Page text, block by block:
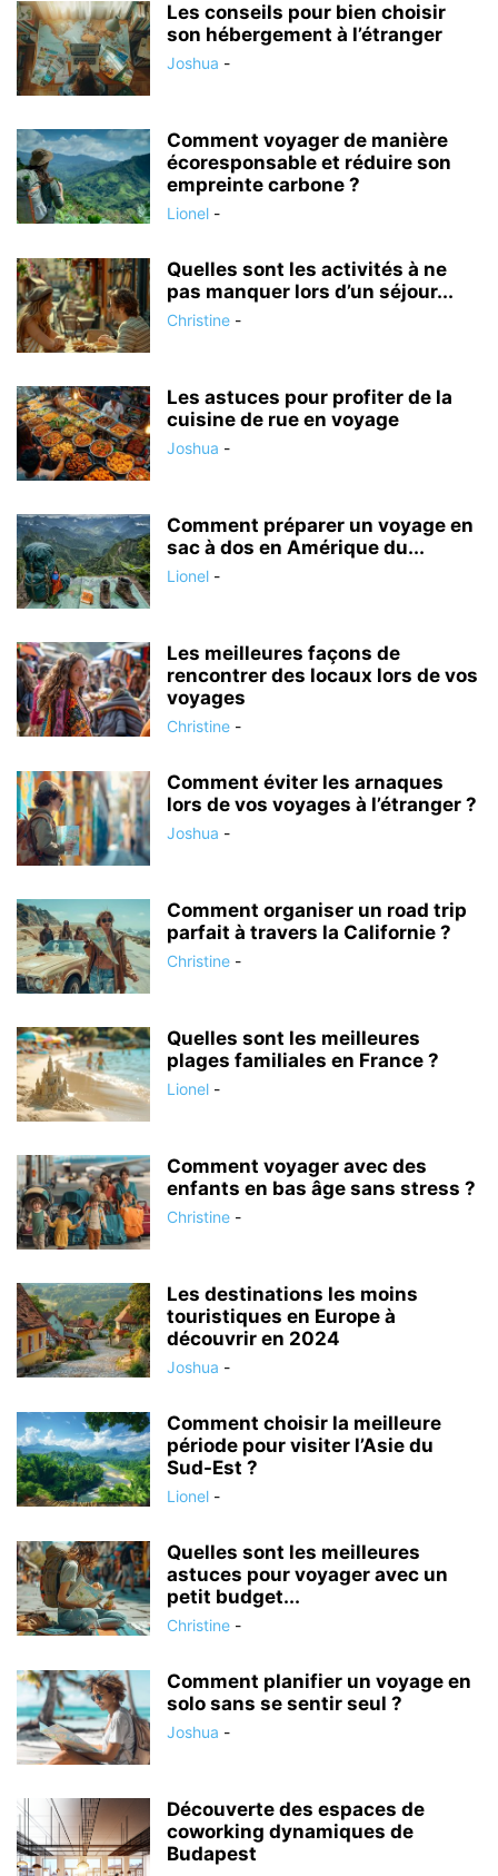
Les conseils pour bien choisir
son hébergement à l’étranger
Joshua -
Comment voyager de manière
écoresponsable et réduire son
empreinte carbone ?
Lionel -
Quelles sont les activités à ne
pas manquer lors d’un séjour...
Christine -
Les astuces pour profiter de la
cuisine de rue en voyage
Joshua -
Comment préparer un voyage en
sac à dos en Amérique du...
Lionel -
Les meilleures façons de
rencontrer des locaux lors de vos
voyages
Christine -
Comment éviter les arnaques
lors de vos voyages à l’étranger ?
Joshua -
Comment organiser un road trip
parfait à travers la Californie ?
Christine -
Quelles sont les meilleures
plages familiales en France ?
Lionel -
Comment voyager avec des
enfants en bas âge sans stress ?
Christine -
Les destinations les moins
touristiques en Europe à
découvrir en 2024
Joshua -
Comment choisir la meilleure
période pour visiter l’Asie du
Sud-Est ?
Lionel -
Quelles sont les meilleures
astuces pour voyager avec un
petit budget...
Christine -
Comment planifier un voyage en
solo sans se sentir seul ?
Joshua -
Découverte des espaces de
coworking dynamiques de
Budapest